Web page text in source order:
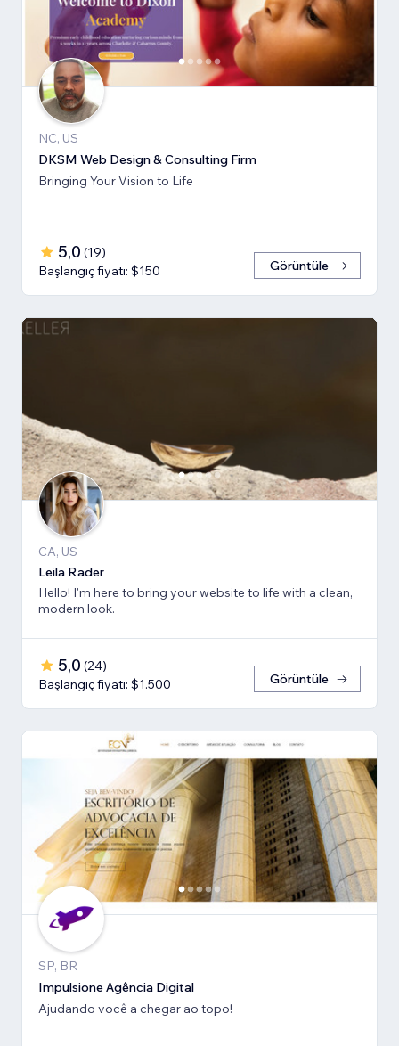
NC, US
DKSM Web Design & Consulting Firm
Bringing Your Vision to Life
5,0 (19)
Başlangıç fiyatı: $150
Görüntüle
CA, US
Leila Rader
Hello! I'm here to bring your website to life with a clean,
modern look.
5,0 (24)
Başlangıç fiyatı: $1.500
Görüntüle
SP, BR
Impulsione Agência Digital
Ajudando você a chegar ao topo!